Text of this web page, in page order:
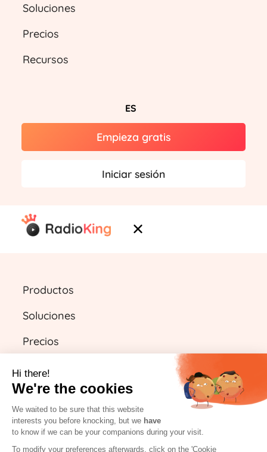
Soluciones
Precios
Recursos
ES
Empieza gratis
Iniciar sesión
Productos
Soluciones
Precios
Recursos
ES
Empieza gratis
Hi there!
We're the cookies
We waited to be sure that this website
interests you before knocking, but we have
to know if we can be your companions during your visit.
To modify your preferences afterwards, click on the 'Cookie